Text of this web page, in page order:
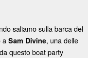
saliamo sulla barca del
aSam Divine, una delle
questo boat party